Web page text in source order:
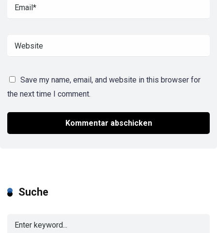
Save my name, email, and website in this browser for
the next time I comment.
Suche